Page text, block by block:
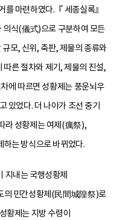
마련하였다.『 세종실록』
식(儀式)으로 구분하여 모든
모, 신위, 축판, 제물의 종류와
따른 절차와 제기, 제물의 진설,
에 따르면 성황제는 풍운뇌우
있었다. 더 나아가 조선 중기
라 성황제는 여제(癘祭),
는 방식으로 바뀌었다.
지내는 국행성황제
의 민간성황제(民間城隍祭)로
황제는 지방 수령이